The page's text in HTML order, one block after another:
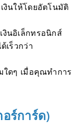
งินให้โดยอัตโนมัติ
งินอิเล็กทรอนิกส์
เร็วกว่า
ใดๆ เมื่อคุณทำการ
ร์การ์ด)